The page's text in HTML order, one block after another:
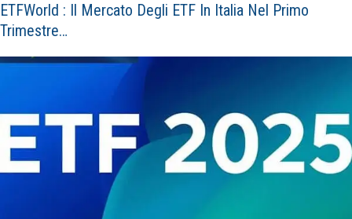
ETFWorld : Il Mercato Degli ETF In Italia Nel Primo
Trimestre…